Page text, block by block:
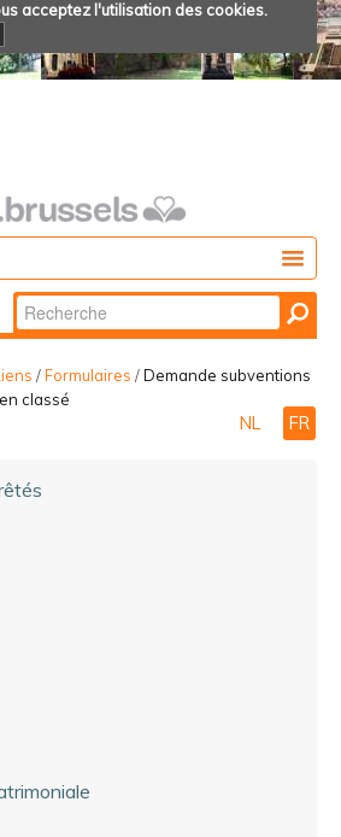
acceptez l'utilisation des cookies.
Chercher par
Recherche
avancée…
/Formulaires /Demande subventions
classé
NL FR